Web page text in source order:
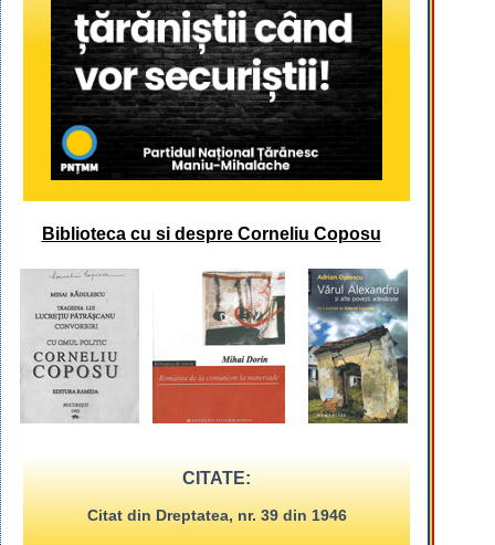
Biblioteca cu si despre Corneliu Coposu
CITATE:
Citat din Dreptatea, nr. 39 din 1946